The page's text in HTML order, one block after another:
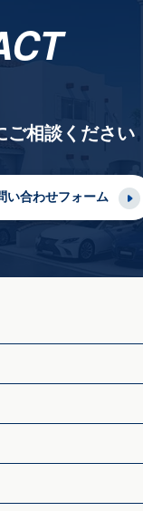
ご相談ください
い合わせフォーム